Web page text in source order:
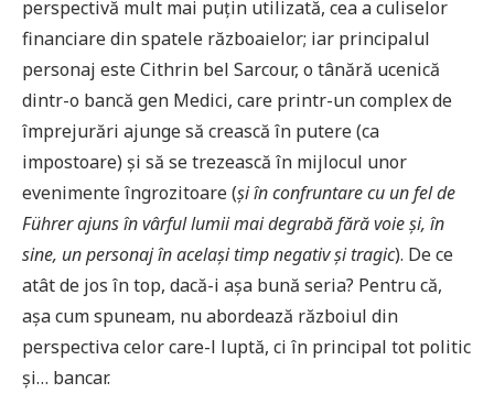
perspectivă mult mai puțin utilizată, cea a culiselor
financiare din spatele războaielor; iar principalul
personaj este Cithrin bel Sarcour, o tânără ucenică
dintr-o bancă gen Medici, care printr-un complex de
împrejurări ajunge să crească în putere (ca
impostoare) și să se trezească în mijlocul unor
evenimente îngrozitoare (și în confruntare cu un fel de
Führer ajuns în vârful lumii mai degrabă fără voie și, în
sine, un personaj în același timp negativ și tragic). De ce
atât de jos în top, dacă-i așa bună seria? Pentru că,
așa cum spuneam, nu abordează războiul din
perspectiva celor care-l luptă, ci în principal tot politic
și… bancar.